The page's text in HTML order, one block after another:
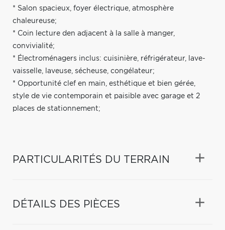
* Salon spacieux, foyer électrique, atmosphère
chaleureuse;
* Coin lecture den adjacent à la salle à manger,
convivialité;
* Électroménagers inclus: cuisinière, réfrigérateur, lave-
vaisselle, laveuse, sécheuse, congélateur;
* Opportunité clef en main, esthétique et bien gérée,
style de vie contemporain et paisible avec garage et 2
places de stationnement;
PARTICULARITÉS DU TERRAIN
DÉTAILS DES PIÈCES